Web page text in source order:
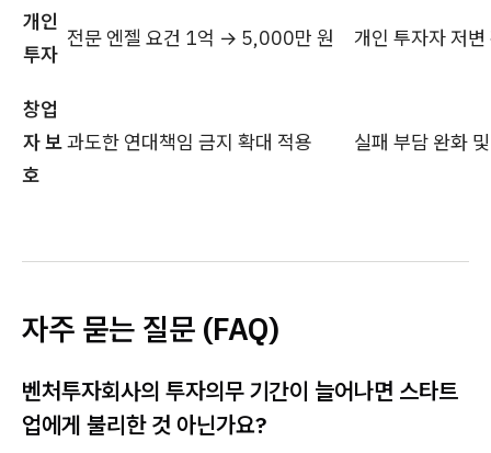
개인
투자
전문 엔젤 요건 1억 → 5,000만 원 개인 투자자 저변
창업
자 보
호
과도한 연대책임 금지 확대 적용 실패 부담 완화
자주 묻는 질문 (FAQ)
벤처투자회사의 투자의무 기간이 늘어나면 스타트
업에게 불리한 것 아닌가요?